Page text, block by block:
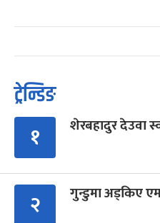
ट्रेन्डिङ
१ शेरबहादुर देउवा
२ गुन्डुमा अड्किए